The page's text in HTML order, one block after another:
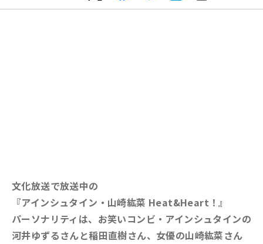
文化放送で放送中の
『アインシュタイン・山崎紘菜 Heat&Heart！』
パーソナリティは、お笑いコンビ・アインシュタインの
河井ゆずるさんと稲田直樹さん、女優の山崎紘菜さん